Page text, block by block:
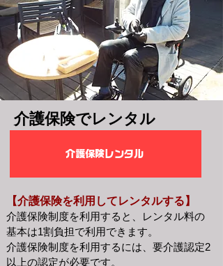
介護保険でレンタル
介護保険レンタル
【介護保険を利用してレンタルする】
介護保険制度を利用すると、レンタル料の
基本は1割負担で利用できます。
介護保険制度を利用するには、要介護認定2
以上の認定が必要です。